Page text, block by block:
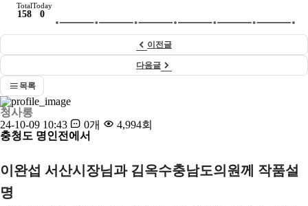
Total
158
Today
0
이전글
다음글
목록
청사롱
24-10-09 10:43
0개
4,994회
충청도 명인전에서
이완섭 서산시장님과 김옥수충남도의원께 작품설
명